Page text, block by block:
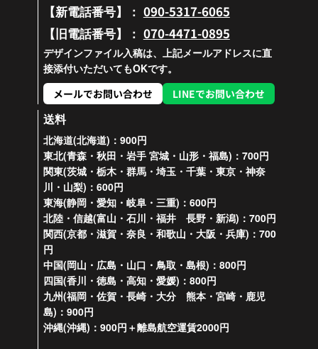
【新電話番号】： 090-5317-6065
【旧電話番号】： 070-4471-0895
デザインファイル入稿は、上記メールアドレスに直
接添付いただいてもOKです。
メールでお問い合わせ
LINEでお問い合わせ
送料
北海道(北海道)：900円
東北(青森・秋田・岩手 宮城・山形・福島)：700円
関東(茨城・栃木・群馬・埼玉・千葉・東京・神奈
川・山梨)：600円
東海(静岡・愛知・岐阜・三重)：600円
北陸・信越(富山・石川・福井 長野・新潟)：700円
関西(京都・滋賀・奈良・和歌山・大阪・兵庫)：700
円
中国(岡山・広島・山口・鳥取・島根)：800円
四国(香川・徳島・高知・愛媛)：800円
九州(福岡・佐賀・長崎・大分 熊本・宮崎・鹿児
島)：900円
沖縄(沖縄)：900円＋離島航空運賃2000円